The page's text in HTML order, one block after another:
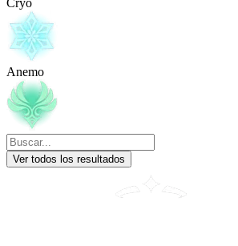
Cryo
Anemo
Ver todos los resultados